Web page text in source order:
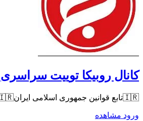
کانال روبیکا توییت سراسری
ورود مشاهده